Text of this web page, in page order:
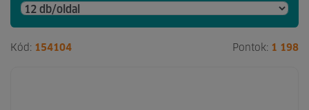
Kód: 154104 Pontok: 1 198